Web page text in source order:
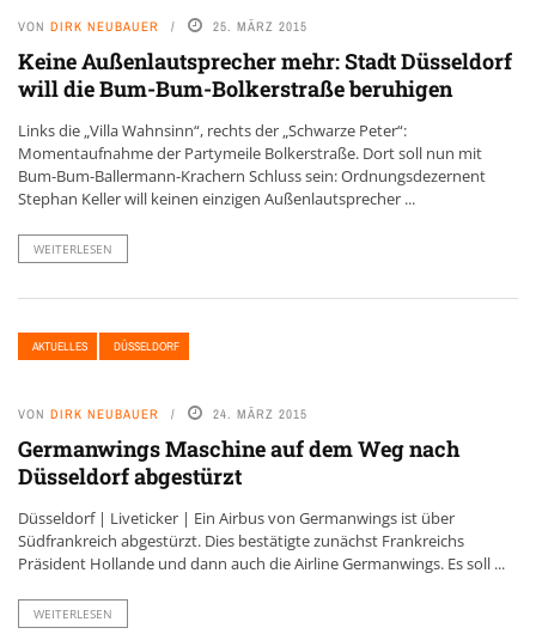
VON DIRK NEUBAUER 25. MÄRZ 2015
Keine Außenlautsprecher mehr: Stadt Düsseldorf
will die Bum-Bum-Bolkerstraße beruhigen
Links die „Villa Wahnsinn“, rechts der „Schwarze Peter“:
Momentaufnahme der Partymeile Bolkerstraße. Dort soll nun mit
Bum-Bum-Ballermann-Krachern Schluss sein: Ordnungsdezernent
Stephan Keller will keinen einzigen Außenlautsprecher ...
WEITERLESEN
AKTUELLES DÜSSELDORF
VON DIRK NEUBAUER 24. MÄRZ 2015
Germanwings Maschine auf dem Weg nach
Düsseldorf abgestürzt
Düsseldorf | Liveticker | Ein Airbus von Germanwings ist über
Südfrankreich abgestürzt. Dies bestätigte zunächst Frankreichs
Präsident Hollande und dann auch die Airline Germanwings. Es soll ...
WEITERLESEN